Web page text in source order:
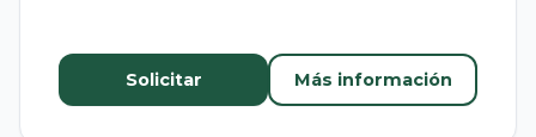
Solicitar Más información